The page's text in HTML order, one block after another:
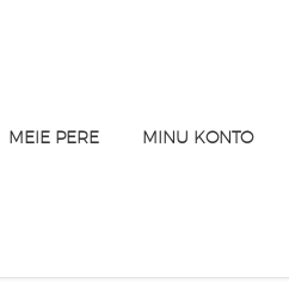
MEIE PERE MINU KONTO